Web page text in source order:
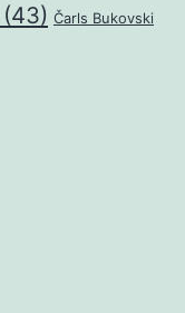
(43) Čarls Bukovski